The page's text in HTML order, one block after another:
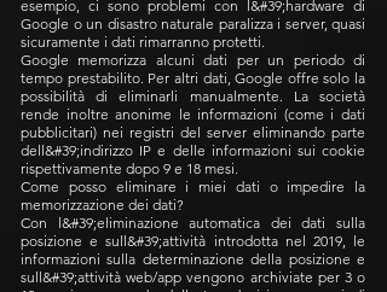
esempio, ci sono problemi con l&#39;hardware di
Google o un disastro naturale paralizza i server, quasi
sicuramente i dati rimarranno protetti.
Google memorizza alcuni dati per un periodo di
tempo prestabilito. Per altri dati, Google offre solo la
possibilità di eliminarli manualmente. La società
rende inoltre anonime le informazioni (come i dati
pubblicitari) nei registri del server eliminando parte
dell&#39;indirizzo IP e delle informazioni sui cookie
rispettivamente dopo 9 e 18 mesi.
Come posso eliminare i miei dati o impedire la
memorizzazione dei dati?
Con l&#39;eliminazione automatica dei dati sulla
posizione e sull&#39;attività introdotta nel 2019, le
informazioni sulla determinazione della posizione e
sull&#39;attività web/app vengono archiviate per 3 o